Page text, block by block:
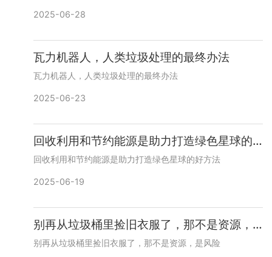
2025-06-28
瓦力机器人，人类垃圾处理的最终办法
瓦力机器人，人类垃圾处理的最终办法
2025-06-23
回收利用和节约能源是助力打造绿色星球的好方法
回收利用和节约能源是助力打造绿色星球的好方法
2025-06-19
别再从垃圾桶里捡旧衣服了，那不是资源，是风险
别再从垃圾桶里捡旧衣服了，那不是资源，是风险